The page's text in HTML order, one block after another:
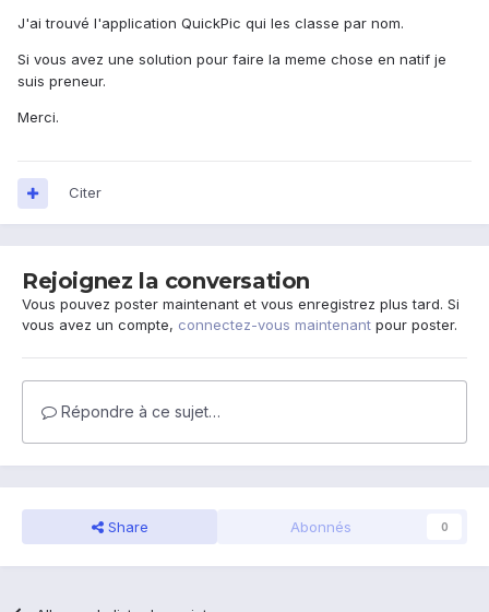
J'ai trouvé l'application QuickPic qui les classe par nom.
Si vous avez une solution pour faire la meme chose en natif je
suis preneur.
Merci.
Citer
Rejoignez la conversation
Vous pouvez poster maintenant et vous enregistrez plus tard. Si
vous avez un compte, connectez-vous maintenant pour poster.
Répondre à ce sujet…
Share Abonnés 0